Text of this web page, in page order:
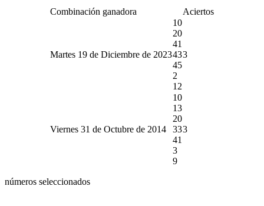
Combinación ganadora Aciertos
Martes 19 de Diciembre de 2023
10
20
41
43
45
2
12
3
Viernes 31 de Octubre de 2014
10
13
20
33
41
3
9
3
números seleccionados